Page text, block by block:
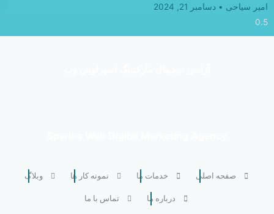
امیر سیاحی
دسامبر 21, 2024
صفحه اصلی خدمات ما نمونه کار ها وبلاگ
درباره ما تماس با ما